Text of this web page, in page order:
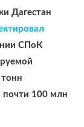
Дагестан
СПоК
почти 100 млн